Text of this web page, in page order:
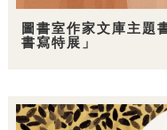
圖書室作家文庫主題
書寫特展」